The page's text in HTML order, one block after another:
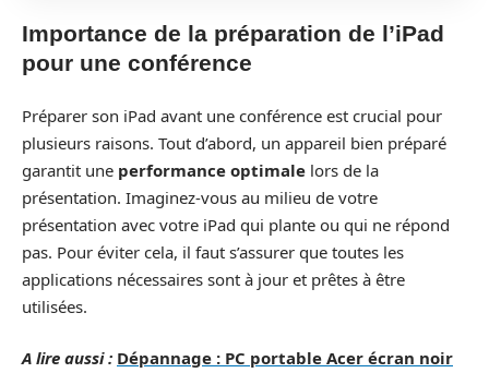
Importance de la préparation de l’iPad
pour une conférence
Préparer son iPad avant une conférence est crucial pour
plusieurs raisons. Tout d’abord, un appareil bien préparé
garantit une performance optimale lors de la
présentation. Imaginez-vous au milieu de votre
présentation avec votre iPad qui plante ou qui ne répond
pas. Pour éviter cela, il faut s’assurer que toutes les
applications nécessaires sont à jour et prêtes à être
utilisées.
A lire aussi : Dépannage : PC portable Acer écran noir